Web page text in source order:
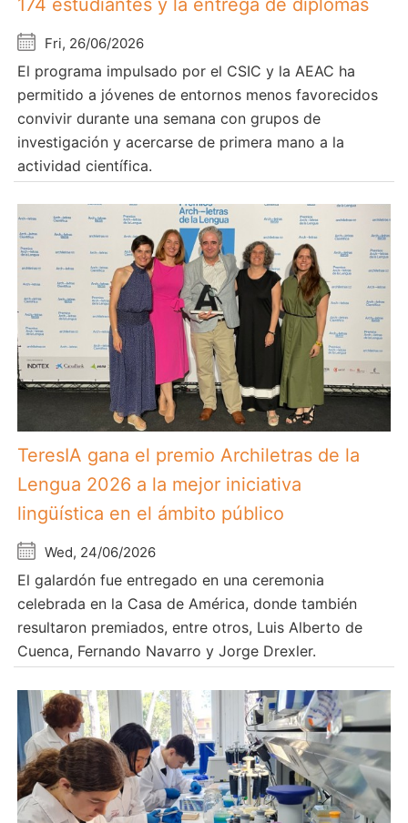
174 estudiantes y la entrega de diplomas
Fri, 26/06/2026
El programa impulsado por el CSIC y la AEAC ha
permitido a jóvenes de entornos menos favorecidos
convivir durante una semana con grupos de
investigación y acercarse de primera mano a la
actividad científica.
TeresIA gana el premio Archiletras de la
Lengua 2026 a la mejor iniciativa
lingüística en el ámbito público
Wed, 24/06/2026
El galardón fue entregado en una ceremonia
celebrada en la Casa de América, donde también
resultaron premiados, entre otros, Luis Alberto de
Cuenca, Fernando Navarro y Jorge Drexler.